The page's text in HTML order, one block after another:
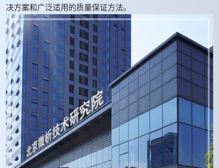
决方案和广泛适用的质量保证方法。